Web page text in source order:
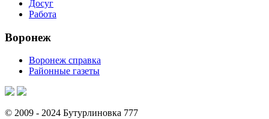
Досуг
Работа
Воронеж
Воронеж справка
Районные газеты
© 2009 - 2024 Бутурлиновка 777